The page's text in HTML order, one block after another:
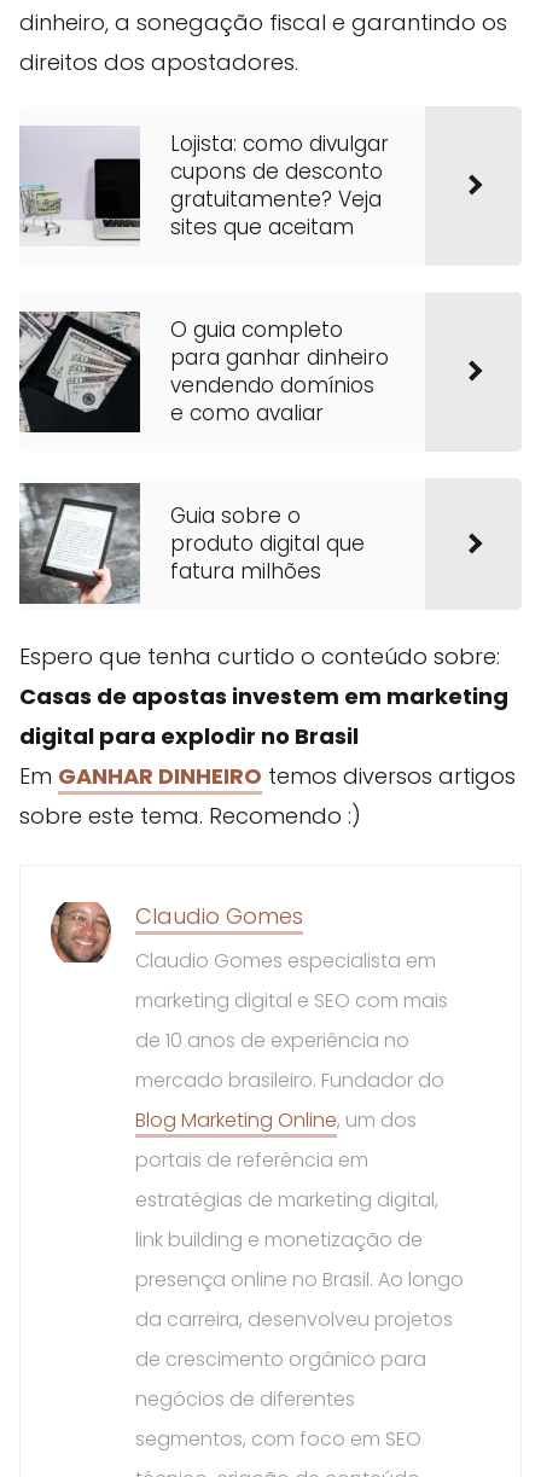
dinheiro, a sonegação fiscal e garantindo os
direitos dos apostadores.
Lojista: como divulgar
cupons de desconto
gratuitamente? Veja
sites que aceitam
O guia completo
para ganhar dinheiro
vendendo domínios
e como avaliar
Guia sobre o
produto digital que
fatura milhões
Espero que tenha curtido o conteúdo sobre:
Casas de apostas investem em marketing
digital para explodir no Brasil
Em GANHAR DINHEIRO temos diversos artigos
sobre este tema. Recomendo :)
Claudio Gomes
Claudio Gomes especialista em
marketing digital e SEO com mais
de 10 anos de experiência no
mercado brasileiro. Fundador do
Blog Marketing Online, um dos
portais de referência em
estratégias de marketing digital,
link building e monetização de
presença online no Brasil. Ao longo
da carreira, desenvolveu projetos
de crescimento orgânico para
negócios de diferentes
segmentos, com foco em SEO